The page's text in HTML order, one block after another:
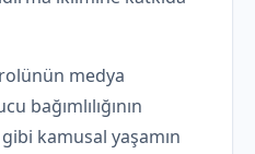
medya
bağımlılığının
kamusal yaşamın